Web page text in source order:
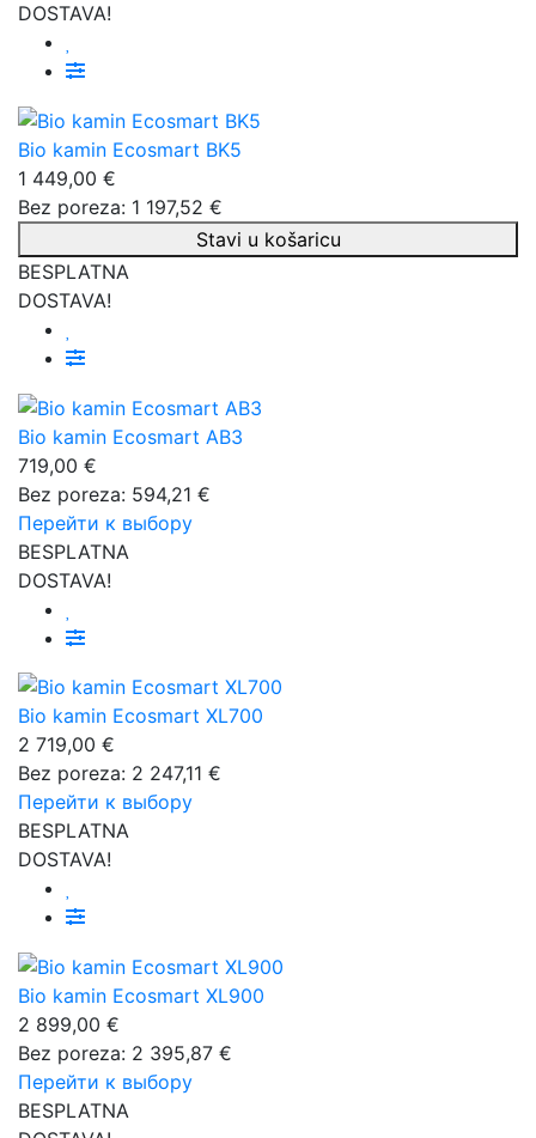
DOSTAVA!
Bio kamin Ecosmart BK5
1 449,00 €
Bez poreza: 1 197,52 €
Stavi u košaricu
BESPLATNA
DOSTAVA!
Bio kamin Ecosmart AB3
719,00 €
Bez poreza: 594,21 €
Перейти к выбору
BESPLATNA
DOSTAVA!
Bio kamin Ecosmart XL700
2 719,00 €
Bez poreza: 2 247,11 €
Перейти к выбору
BESPLATNA
DOSTAVA!
Bio kamin Ecosmart XL900
2 899,00 €
Bez poreza: 2 395,87 €
Перейти к выбору
BESPLATNA